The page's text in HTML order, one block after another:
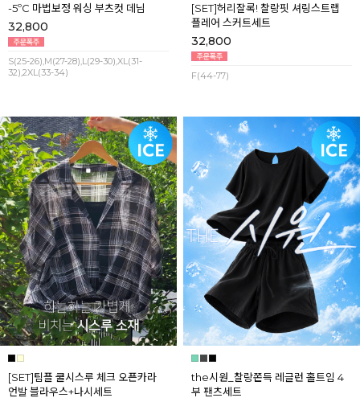
-5ºC 마법보정 워싱 부츠컷 데님
32,800
S(25-26),M(27-28),L(29-30),XL(31-
32),2XL(33-34)
[SET]허리잘록! 찰랑핏 셔링스트랩
플레어 스커트세트
32,800
F(44-77)
[SET]팀플 쿨시스루 체크 오픈카라
언발 블라우스+나시세트
the시원_찰랑쫀득 레글런 홀트임 4
부 팬츠세트